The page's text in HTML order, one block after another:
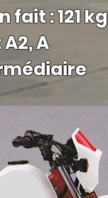
fait : 121 kg
A